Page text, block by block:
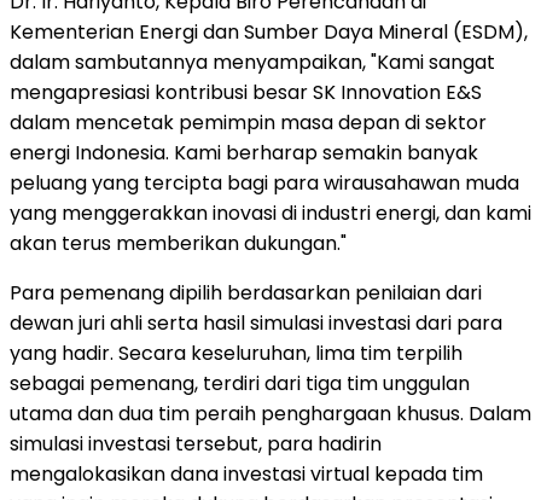
Kementerian Energi dan Sumber Daya Mineral (ESDM),
dalam sambutannya menyampaikan, "Kami sangat
mengapresiasi kontribusi besar SK Innovation E&S
dalam mencetak pemimpin masa depan di sektor
energi Indonesia. Kami berharap semakin banyak
peluang yang tercipta bagi para wirausahawan muda
yang menggerakkan inovasi di industri energi, dan kami
akan terus memberikan dukungan."
Para pemenang dipilih berdasarkan penilaian dari
dewan juri ahli serta hasil simulasi investasi dari para
yang hadir. Secara keseluruhan, lima tim terpilih
sebagai pemenang, terdiri dari tiga tim unggulan
utama dan dua tim peraih penghargaan khusus. Dalam
simulasi investasi tersebut, para hadirin
mengalokasikan dana investasi virtual kepada tim